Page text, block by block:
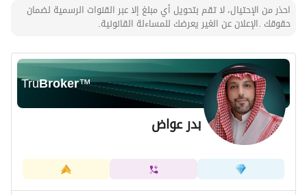
احذر من الإحتيال، لا تقم بتحويل أي مبلغ إلا عبر القنوات الرسمية لضمان
حقوقك .الإعلان عن الغير يعرضك للمساءلة القانونية.
TruBroker™
بدر عواض